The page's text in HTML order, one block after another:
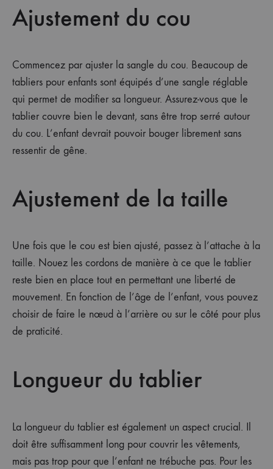
Ajustement du cou
Commencez par ajuster la sangle du cou. Beaucoup de
tabliers pour enfants sont équipés d’une sangle réglable
qui permet de modifier sa longueur. Assurez-vous que le
tablier couvre bien le devant, sans être trop serré autour
du cou. L’enfant devrait pouvoir bouger librement sans
ressentir de gêne.
Ajustement de la taille
Une fois que le cou est bien ajusté, passez à l’attache à la
taille. Nouez les cordons de manière à ce que le tablier
reste bien en place tout en permettant une liberté de
mouvement. En fonction de l’âge de l’enfant, vous pouvez
choisir de faire le nœud à l’arrière ou sur le côté pour plus
de praticité.
Longueur du tablier
La longueur du tablier est également un aspect crucial. Il
doit être suffisamment long pour couvrir les vêtements,
mais pas trop pour que l’enfant ne trébuche pas. Pour les